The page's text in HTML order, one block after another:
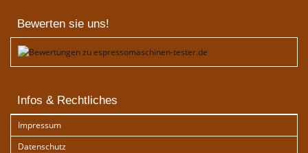
Bewerten sie uns!
Infos & Rechtliches
Impressum
Datenschutz